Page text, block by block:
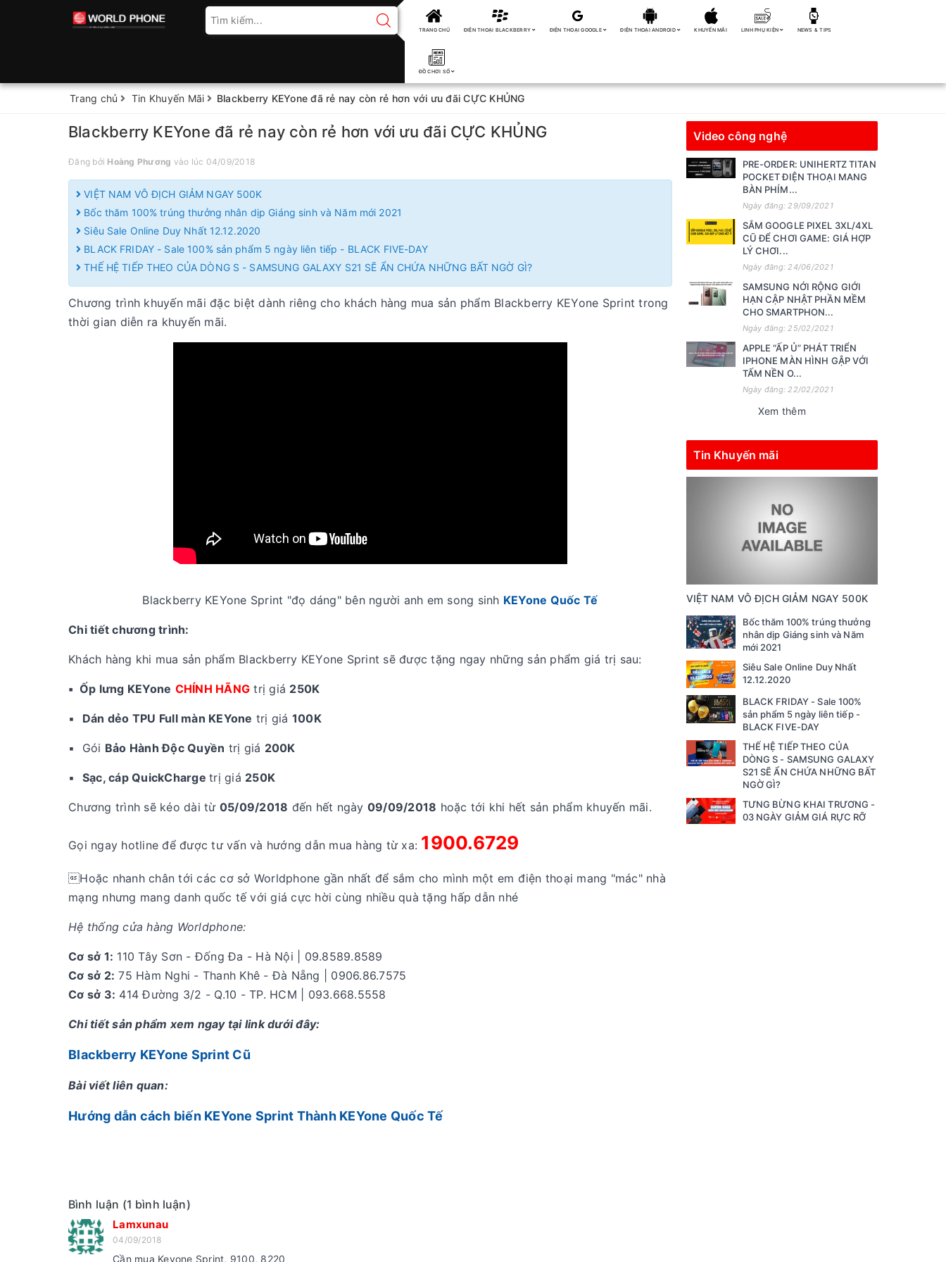
TRANG CHỦ ĐIỆN THOẠI BLACKBERRY ĐIỆN THOẠI GOOGLE ĐIỆN THOẠI ANDROID KHUYẾN MÃI LINH PHỤ KIỆN NEWS & TIPS
ĐỒ CHƠI SỐ
Trang chủ Tin Khuyến Mãi Blackberry KEYone đã rẻ nay còn rẻ hơn với ưu đãi CỰC KHỦNG
Blackberry KEYone đã rẻ nay còn rẻ hơn với ưu đãi CỰC KHỦNG
Đăng bởi Hoàng Phương vào lúc 04/09/2018
VIỆT NAM VÔ ĐỊCH GIẢM NGAY 500K
Bốc thăm 100% trúng thưởng nhân dịp Giáng sinh và Năm mới 2021
Siêu Sale Online Duy Nhất 12.12.2020
BLACK FRIDAY - Sale 100% sản phẩm 5 ngày liên tiếp - BLACK FIVE-DAY
THẾ HỆ TIẾP THEO CỦA DÒNG S - SAMSUNG GALAXY S21 SẼ ẨN CHỨA NHỮNG BẤT NGỜ GÌ?
Chương trình khuyến mãi đặc biệt dành riêng cho khách hàng mua sản phẩm Blackberry KEYone Sprint trong
thời gian diễn ra khuyến mãi.
Blackberry KEYone Sprint "đọ dáng" bên người anh em song sinh KEYone Quốc Tế
Chi tiết chương trình:
Khách hàng khi mua sản phẩm Blackberry KEYone Sprint sẽ được tặng ngay những sản phẩm giá trị sau:
▪️ Ốp lưng KEYone CHÍNH HÃNG trị giá 250K
▪️ Dán dẻo TPU Full màn KEYone trị giá 100K
▪️ Gói Bảo Hành Độc Quyền trị giá 200K
▪️ Sạc, cáp QuickCharge trị giá 250K
Chương trình sẽ kéo dài từ 05/09/2018 đến hết ngày 09/09/2018 hoặc tới khi hết sản phẩm khuyến mãi.
Gọi ngay hotline để được tư vấn và hướng dẫn mua hàng từ xa: 1900.6729
Hoặc nhanh chân tới các cơ sở Worldphone gần nhất để sắm cho mình một em điện thoại mang "mác" nhà
mạng nhưng mang danh quốc tế với giá cực hời cùng nhiều quà tặng hấp dẫn nhé
Hệ thống cửa hàng Worldphone:
Cơ sở 1: 110 Tây Sơn - Đống Đa - Hà Nội | 09.8589.8589
Cơ sở 2: 75 Hàm Nghi - Thanh Khê - Đà Nẵng | 0906.86.7575
Cơ sở 3: 414 Đường 3/2 - Q.10 - TP. HCM | 093.668.5558
Chi tiết sản phẩm xem ngay tại link dưới đây:
Blackberry KEYone Sprint Cũ
Bài viết liên quan:
Hướng dẫn cách biến KEYone Sprint Thành KEYone Quốc Tế
Bình luận (1 bình luận)
Lamxunau
04/09/2018
Cần mua Keyone Sprint, 9100, 8220
Video công nghệ
PRE-ORDER: UNIHERTZ TITAN
POCKET ĐIỆN THOẠI MANG
BÀN PHÍM...
Ngày đăng: 29/09/2021
SẮM GOOGLE PIXEL 3XL/4XL
CŨ ĐỂ CHƠI GAME: GIÁ HỢP
LÝ CHƠI...
Ngày đăng: 24/06/2021
SAMSUNG NỚI RỘNG GIỚI
HẠN CẬP NHẬT PHẦN MỀM
CHO SMARTPHON...
Ngày đăng: 25/02/2021
APPLE “ẤP Ủ” PHÁT TRIỂN
IPHONE MÀN HÌNH GẬP VỚI
TẤM NỀN O...
Ngày đăng: 22/02/2021
Xem thêm
Tin Khuyến mãi
VIỆT NAM VÔ ĐỊCH GIẢM NGAY 500K
Bốc thăm 100% trúng thưởng
nhân dịp Giáng sinh và Năm
mới 2021
Siêu Sale Online Duy Nhất
12.12.2020
BLACK FRIDAY - Sale 100%
sản phẩm 5 ngày liên tiếp -
BLACK FIVE-DAY
THẾ HỆ TIẾP THEO CỦA
DÒNG S - SAMSUNG GALAXY
S21 SẼ ẨN CHỨA NHỮNG BẤT
NGỜ GÌ?
TƯNG BỪNG KHAI TRƯƠNG -
03 NGÀY GIẢM GIÁ RỰC RỠ